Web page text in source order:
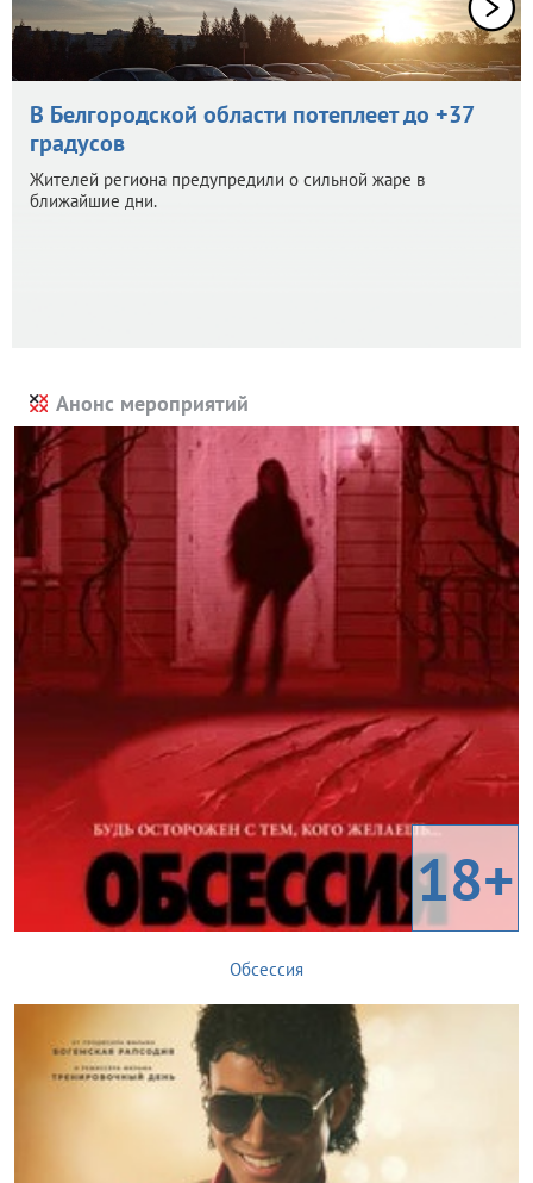
В Белгородской области потеплеет до +37
градусов
Жителей региона предупредили о сильной жаре в
ближайшие дни.
Анонс мероприятий
18+
Обсессия